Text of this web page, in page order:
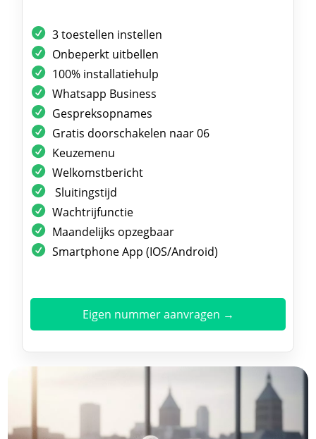
3 toestellen instellen
Onbeperkt uitbellen
100% installatiehulp
Whatsapp Business
Gespreksopnames
Gratis doorschakelen naar 06
Keuzemenu
Welkomstbericht
Sluitingstijd
Wachtrijfunctie
Maandelijks opzegbaar
Smartphone App (IOS/Android)
Eigen nummer aanvragen →